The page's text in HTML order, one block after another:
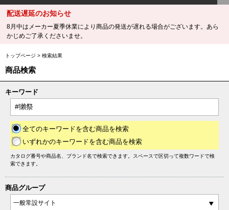
配送遅延のお知らせ
8月中はメーカー夏季休業により商品の発送が遅れる場合がございます。あら
かじめご了承くださいませ。
トップページ > 検索結果
商品検索
キーワード
全てのキーワードを含む商品を検索
いずれかのキーワードを含む商品を検索
カタログ番号や商品名、ブランド名で検索できます。スペースで区切って複数ワードで検
索できます。
商品グループ